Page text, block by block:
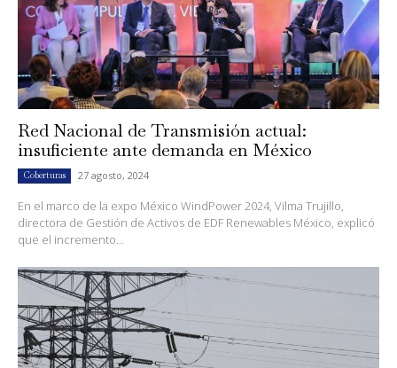
Red Nacional de Transmisión actual:
insuficiente ante demanda en México
Coberturas 27 agosto, 2024
En el marco de la expo México WindPower 2024, Vilma Trujillo,
directora de Gestión de Activos de EDF Renewables México, explicó
que el incremento...